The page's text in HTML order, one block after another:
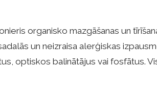
organisko mazgāšanas un
un neizraisa alerģiskas
optiskos balinātājus vai fosfātus.